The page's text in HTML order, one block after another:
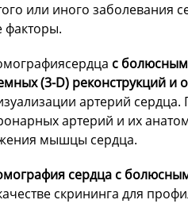
или иного
факторы.
с
(3-D) реконструкций и
артерий
артерий и их
мышцы сердца.
сердца с
скрининга для